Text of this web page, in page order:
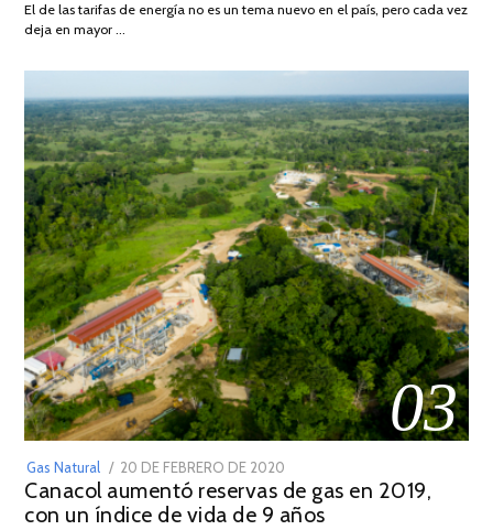
DE
El de las tarifas de energía no es un tema nuevo en el país, pero cada vez
deja en mayor …
03
Gas Natural
POSTED
ON
20 DE FEBRERO DE 2020
DE
JULIO
Canacol aumentó reservas de gas en 2019,
con un índice de vida de 9 años